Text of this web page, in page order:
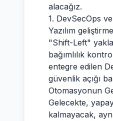
alacağız.
1. DevSecOps
Yazılım
"Shift-Left"
bağımlılık
entegre edilen
güvenlik açığı
Otomasyonun
Gelecekte,
kalmayacak,